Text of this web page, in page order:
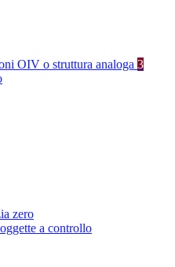
OIV o struttura analoga 3
zero
a controllo